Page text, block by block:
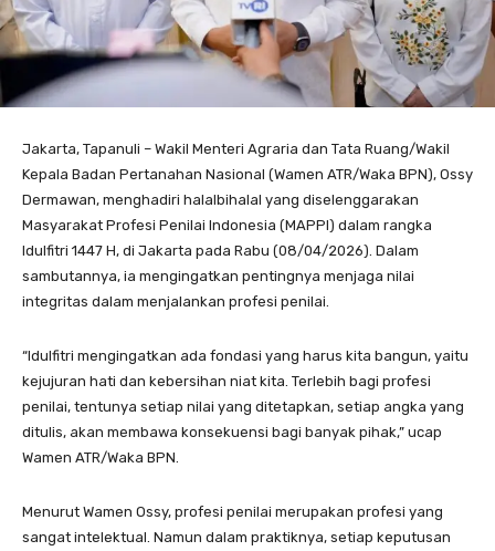
Jakarta, Tapanuli – Wakil Menteri Agraria dan Tata Ruang/Wakil
Kepala Badan Pertanahan Nasional (Wamen ATR/Waka BPN), Ossy
Dermawan, menghadiri halalbihalal yang diselenggarakan
Masyarakat Profesi Penilai Indonesia (MAPPI) dalam rangka
Idulfitri 1447 H, di Jakarta pada Rabu (08/04/2026). Dalam
sambutannya, ia mengingatkan pentingnya menjaga nilai
integritas dalam menjalankan profesi penilai.
“Idulfitri mengingatkan ada fondasi yang harus kita bangun, yaitu
kejujuran hati dan kebersihan niat kita. Terlebih bagi profesi
penilai, tentunya setiap nilai yang ditetapkan, setiap angka yang
ditulis, akan membawa konsekuensi bagi banyak pihak,” ucap
Wamen ATR/Waka BPN.
Menurut Wamen Ossy, profesi penilai merupakan profesi yang
sangat intelektual. Namun dalam praktiknya, setiap keputusan